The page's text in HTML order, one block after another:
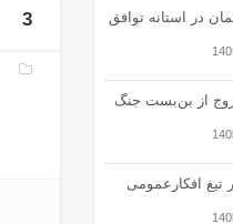
در آستانه توافق
از بن‌بست جنگ
تیغ افکارعمومی
3